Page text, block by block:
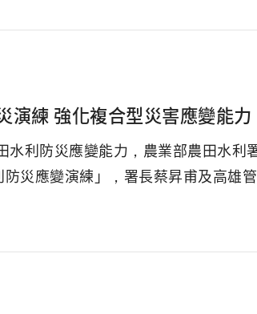
演練 強化複合型災害應變能力
利防災應變能力，農業部農田水利
災應變演練」，署長蔡昇甫及高雄